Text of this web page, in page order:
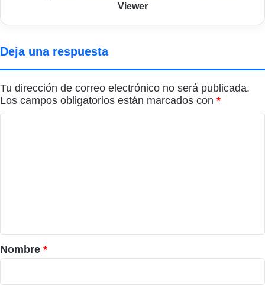
Viewer
Deja una respuesta
Tu dirección de correo electrónico no será publicada.
Los campos obligatorios están marcados con *
r
i
o
Nombre *